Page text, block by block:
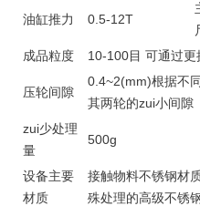
油缸推力 0.5-12T
成品粒度 10-100目 可通过
压轮间隙
0.4~2(mm)根据不
其两轮的zui小间隙
zui少处理
量
500g
设备主要
材质
接触物料不锈钢材
殊处理的高级不锈钢